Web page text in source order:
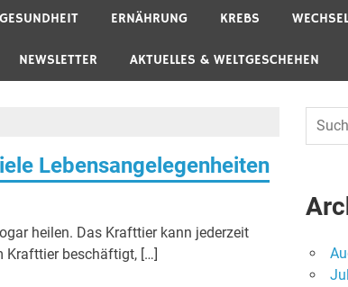
GESUNDHEIT ERNÄHRUNG KREBS
NEWSLETTER AKTUELLES & WELTGESCHEHEN
Lebensangelegenheiten
heilen. Das Krafttier kann jederzeit
Krafttier beschäftigt, […]